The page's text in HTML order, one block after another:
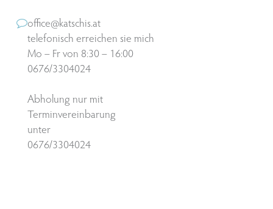
office@katschis.at
telefonisch erreichen sie mich
Mo – Fr von 8:30 – 16:00
0676/3304024
Abholung nur mit
Terminvereinbarung
unter
0676/3304024